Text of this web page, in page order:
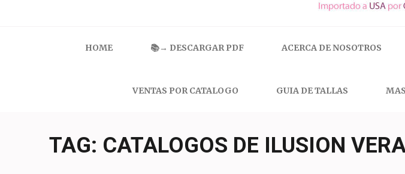
HOME 📚→ DESCARGAR PDF ACERCA DE NOSOTROS
VENTAS POR CATALOGO GUIA DE TALLAS
TAG: CATALOGOS DE ILUSION